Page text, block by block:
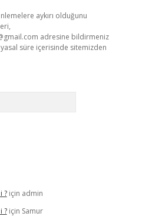
aykırı olduğunu
adresine bildirmeniz
süre içerisinde sitemizden
?için admin
?için Samur